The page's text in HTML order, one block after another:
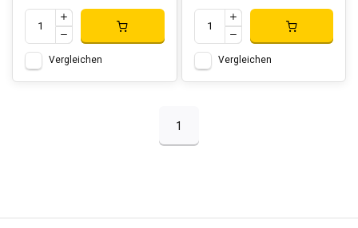
Vergleichen Vergleichen
1